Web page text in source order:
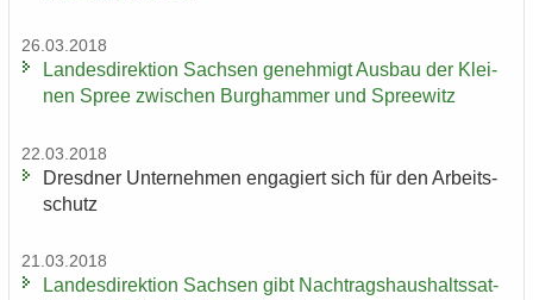
26.03.2018
Lan­des­di­rek­ti­on Sach­sen ge­neh­migt Aus­bau der Klei­
nen Spree zwi­schen Burg­ham­mer und Spree­witz
22.03.2018
Dresd­ner Un­ter­neh­men en­ga­giert sich für den Ar­beits­
schutz
21.03.2018
Lan­des­di­rek­ti­on Sach­sen gibt Nach­trags­haus­halts­sat­